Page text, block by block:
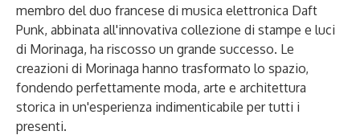
membro del duo francese di musica elettronica Daft
Punk, abbinata all'innovativa collezione di stampe e luci
di Morinaga, ha riscosso un grande successo. Le
creazioni di Morinaga hanno trasformato lo spazio,
fondendo perfettamente moda, arte e architettura
storica in un'esperienza indimenticabile per tutti i
presenti.